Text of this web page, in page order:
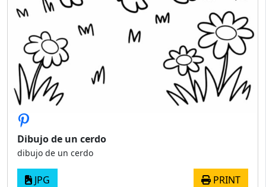
Dibujo de un cerdo
dibujo de un cerdo
JPG PRINT